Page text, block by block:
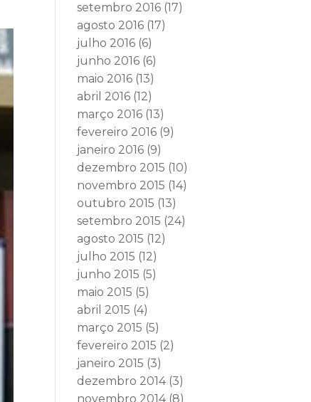
setembro 2016 (17)
agosto 2016 (17)
julho 2016 (6)
junho 2016 (6)
maio 2016 (13)
abril 2016 (12)
março 2016 (13)
fevereiro 2016 (9)
janeiro 2016 (9)
dezembro 2015 (10)
novembro 2015 (14)
outubro 2015 (13)
setembro 2015 (24)
agosto 2015 (12)
julho 2015 (12)
junho 2015 (5)
maio 2015 (5)
abril 2015 (4)
março 2015 (5)
fevereiro 2015 (2)
janeiro 2015 (3)
dezembro 2014(3)
novembro 2014(8)